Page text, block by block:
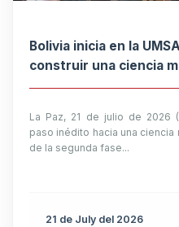
Bolivia inicia en la
construir una ciencia
La Paz, 21 de julio de 2026
paso inédito hacia una
de la segunda fase...
21 de July del 2026